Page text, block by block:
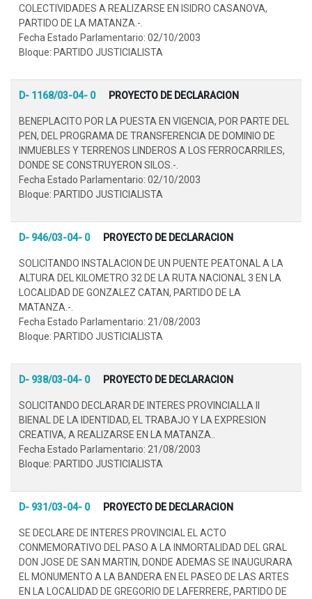
COLECTIVIDADES A REALIZARSE EN ISIDRO CASANOVA,
PARTIDO DE LA MATANZA.-.
Fecha Estado Parlamentario: 02/10/2003
Bloque: PARTIDO JUSTICIALISTA
D- 1168/03-04- 0 PROYECTO DE DECLARACION
BENEPLACITO POR LA PUESTA EN VIGENCIA, POR PARTE DEL
PEN, DEL PROGRAMA DE TRANSFERENCIA DE DOMINIO DE
INMUEBLES Y TERRENOS LINDEROS A LOS FERROCARRILES,
DONDE SE CONSTRUYERON SILOS.-.
Fecha Estado Parlamentario: 02/10/2003
Bloque: PARTIDO JUSTICIALISTA
D- 946/03-04- 0 PROYECTO DE DECLARACION
SOLICITANDO INSTALACION DE UN PUENTE PEATONAL A LA
ALTURA DEL KILOMETRO 32 DE LA RUTA NACIONAL 3 EN LA
LOCALIDAD DE GONZALEZ CATAN, PARTIDO DE LA
MATANZA.-.
Fecha Estado Parlamentario: 21/08/2003
Bloque: PARTIDO JUSTICIALISTA
D- 938/03-04- 0 PROYECTO DE DECLARACION
SOLICITANDO DECLARAR DE INTERES PROVINCIALLA II
BIENAL DE LA IDENTIDAD, EL TRABAJO Y LA EXPRESION
CREATIVA, A REALIZARSE EN LA MATANZA..
Fecha Estado Parlamentario: 21/08/2003
Bloque: PARTIDO JUSTICIALISTA
D- 931/03-04- 0 PROYECTO DE DECLARACION
SE DECLARE DE INTERES PROVINCIAL EL ACTO
CONMEMORATIVO DEL PASO A LA INMORTALIDAD DEL GRAL
DON JOSE DE SAN MARTIN, DONDE ADEMAS SE INAUGURARA
EL MONUMENTO A LA BANDERA EN EL PASEO DE LAS ARTES
EN LA LOCALIDAD DE GREGORIO DE LAFERRERE, PARTIDO DE